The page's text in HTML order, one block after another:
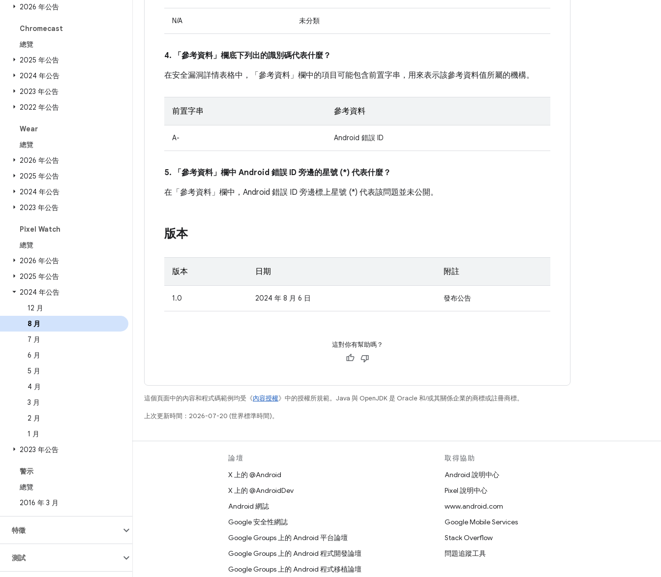
2026 年公告
Chromecast
總覽
2025 年公告
2024 年公告
2023 年公告
2022 年公告
Wear
總覽
2026 年公告
2025 年公告
2024 年公告
2023 年公告
Pixel Watch
總覽
2026 年公告
2025 年公告
2024 年公告
12 月
8 月
7 月
6 月
5 月
4 月
3 月
2 月
1 月
2023 年公告
警示
總覽
2016 年 3 月
特徵
測試
N/A 未分類
4. 「參考資料」 欄底下列出的識別碼代表什麼？
在安全漏洞詳情表格中，「參考資料」 欄中的項目可能包含前置字串，用來表示該參考資料值所屬的機構。
前置字串 參考資料
A- Android 錯誤 ID
5. 「參考資料」 欄中 Android 錯誤 ID 旁邊的星號 (*) 代表什麼？
在「參考資料」 欄中，Android 錯誤 ID 旁邊標上星號 (*) 代表該問題並未公開。
版本
版本 日期 附註
1.0 2024 年 8 月 6 日 發布公告
這對你有幫助嗎？
這個頁面中的內容和程式碼範例均受《內容授權》中的授權所規範。Java 與 OpenJDK 是 Oracle 和/或其關係企業的商標或註冊商標。
上次更新時間：2026-07-20 (世界標準時間)。
Android 程式庫
相關規定
下載程式碼
驅動程式二進位檔
論壇
X 上的 @Android
X 上的 @AndroidDev
Android 網誌
Google 安全性網誌
Google Groups 上的 Android 平台論壇
Google Groups 上的 Android 程式開發論壇
Google Groups 上的 Android 程式移植論壇
取得協助
Android 說明中心
Pixel 說明中心
www.android.com
Google Mobile Services
Stack Overflow
問題追蹤工具